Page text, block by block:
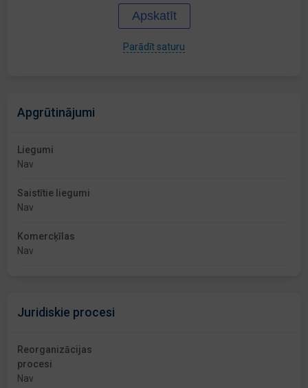
Apskatīt
Parādīt saturu
Apgrūtinājumi
Liegumi
Nav
Saistītie liegumi
Nav
Komercķīlas
Nav
Juridiskie procesi
Reorganizācijas
procesi
Nav